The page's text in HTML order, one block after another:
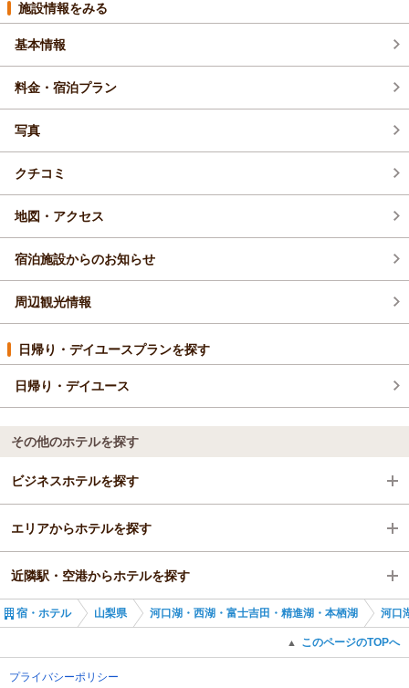
2026年8月(5)
2026年7月(14)
2026年6月(4)
2026年4月(3)
施設情報をみる
基本情報
料金・宿泊プラン
写真
クチコミ
地図・アクセス
宿泊施設からのお知らせ
周辺観光情報
日帰り・デイユースプランを探す
日帰り・デイユース
その他のホテルを探す
ビジネスホテルを探す
山梨県
河口湖・西湖・富士吉田・精進湖・本栖湖
河口湖・西湖・富士吉田
河口湖駅
エリアからホテルを探す
山梨県
河口湖・西湖・富士吉田・精進湖・本栖湖
河口湖・西湖・富士吉田
近隣駅・空港からホテルを探す
赤坂駅
宿・ホテル 山梨県 河口湖・西湖・富士吉田・精進湖・本栖湖 河口
▲ このページのTOPへ
プライバシーポリシー